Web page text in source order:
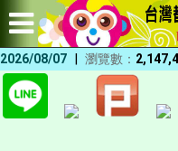
2026/08/07 | 瀏覽數：